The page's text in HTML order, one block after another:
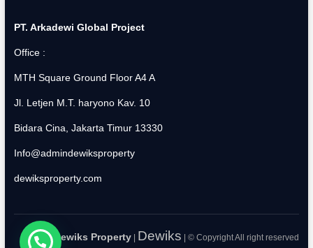
PT. Arkadewi Global Project
Office :
MTH Square Ground Floor A4 A
Jl. Letjen M.T. haryono Kav. 10
Bidara Cina, Jakarta Timur 13330
Info@admindewiksproperty
dewiksproperty.com
Dewiks Property | Dewiks | © Copyright All right reserved